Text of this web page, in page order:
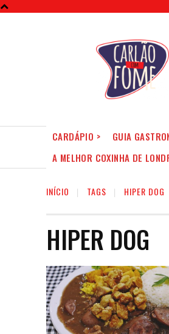
CARDÁPIO > GUIA
A MELHOR COXINHA DE
INÍCIO TAGS HIPER DOG
HIPER DOG